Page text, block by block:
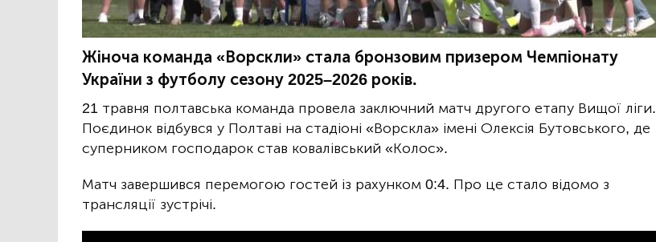
Жіноча команда «Ворскли» стала бронзовим призером Чемпіонату
України з футболу сезону 2025–2026 років.
21 травня полтавська команда провела заключний матч другого етапу Вищої ліги.
Поєдинок відбувся у Полтаві на стадіоні «Ворскла» імені Олексія Бутовського, де
суперником господарок став ковалівський «Колос».
Матч завершився перемогою гостей із рахунком 0:4. Про це стало відомо з
трансляції зустрічі.